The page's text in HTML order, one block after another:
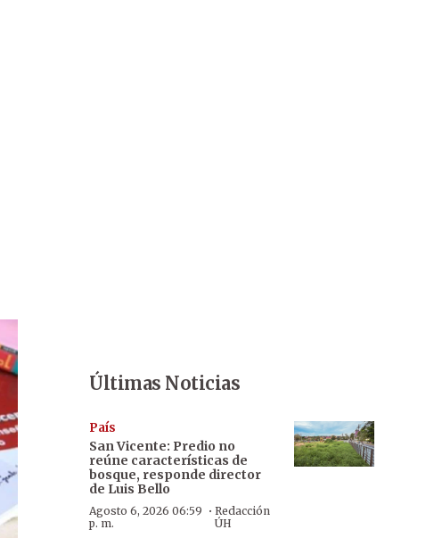
Últimas Noticias
País
San Vicente: Predio no
reúne características de
bosque, responde director
de Luis Bello
Agosto 6, 2026 06:59
p. m.
· Redacción
ÚH